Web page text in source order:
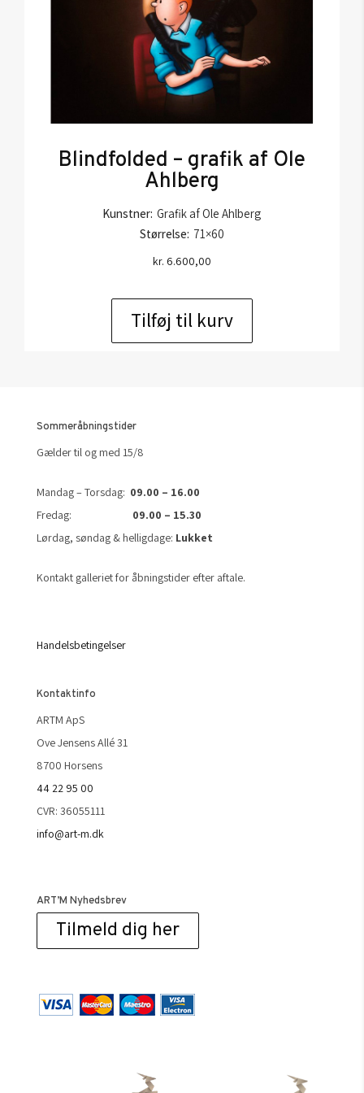
Blindfolded – grafik af Ole
Ahlberg
Kunstner: Grafik af Ole Ahlberg
Størrelse: 71×60
kr. 6.600,00
Tilføj til kurv
Sommeråbningstider
Gælder til og med 15/8
Mandag – Torsdag: 09.00 – 16.00
Fredag: 09.00 – 15.30
Lørdag, søndag & helligdage: Lukket
Kontakt galleriet for åbningstider efter aftale.
Handelsbetingelser
Kontaktinfo
ARTM ApS
Ove Jensens Allé 31
8700 Horsens
44 22 95 00
CVR: 36055111
info@art-m.dk
ART’M Nyhedsbrev
Tilmeld dig her